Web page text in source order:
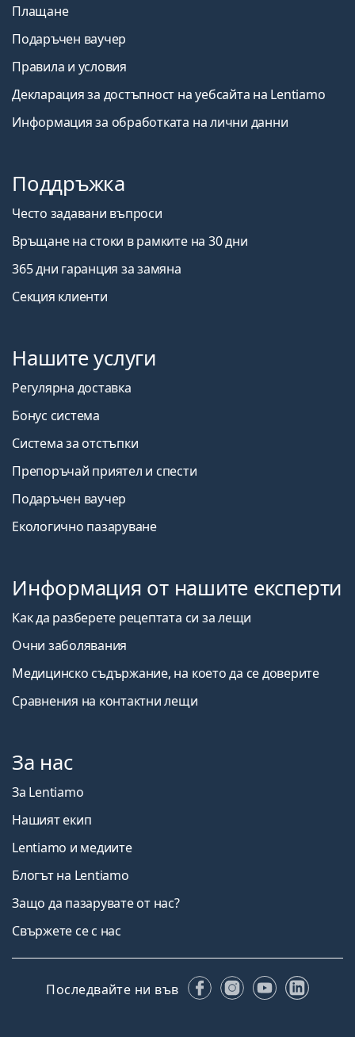
Плащане
Подаръчен ваучер
Правила и условия
Декларация за достъпност на уебсайта на Lentiamo
Информация за обработката на лични данни
Поддръжка
Често задавани въпроси
Връщане на стоки в рамките на 30 дни
365 дни гаранция за замяна
Секция клиенти
Нашите услуги
Регулярна доставка
Бонус система
Система за отстъпки
Препоръчай приятел и спести
Подаръчен ваучер
Екологично пазаруване
Информация от нашите експерти
Как да разберете рецептата си за лещи
Очни заболявания
Медицинско съдържание, на което да се доверите
Сравнения на контактни лещи
За нас
За Lentiamo
Нашият екип
Lentiamo и медиите
Блогът на Lentiamo
Защо да пазарувате от нас?
Свържете се с нас
Последвайте ни във FacebookInstagram
YouTube